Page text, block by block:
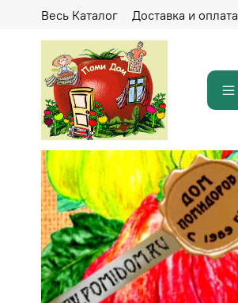
Весь Каталог Доставка и оплата